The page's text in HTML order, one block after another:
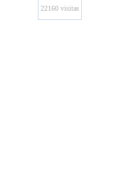
22160 visitas